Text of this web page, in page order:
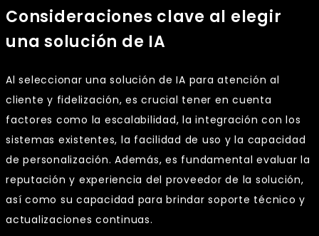
Consideraciones clave al elegir
una solución de IA
Al seleccionar una solución de IA para atención al
cliente y fidelización, es crucial tener en cuenta
factores como la escalabilidad, la integración con los
sistemas existentes, la facilidad de uso y la capacidad
de personalización. Además, es fundamental evaluar la
reputación y experiencia del proveedor de la solución,
así como su capacidad para brindar soporte técnico y
actualizaciones continuas.